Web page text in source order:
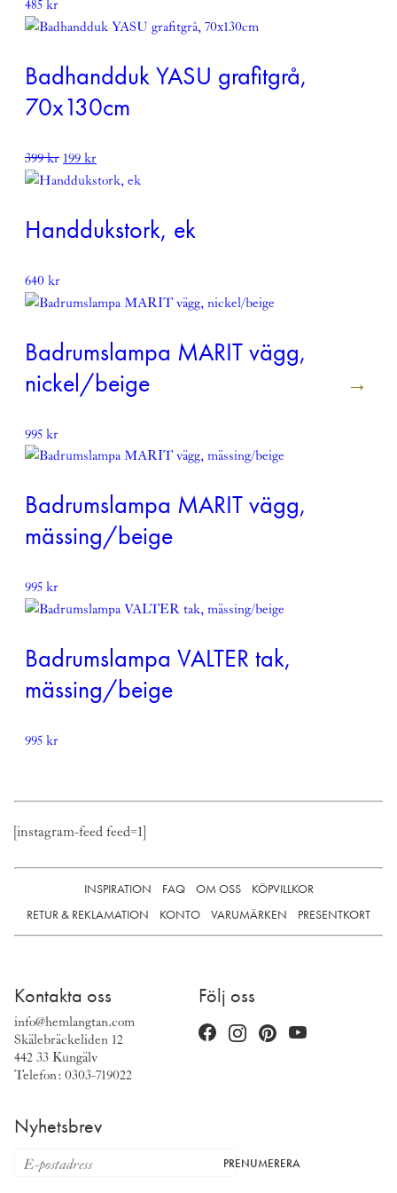
Badhandduk YASU grafitgrå,
70x130cm
399kr Det
ursprungliga
var:
399 kr.
199krDet
nuvarande
är:
199 kr.
Handdukstork, ek
640kr
Badrumslampa MARIT vägg,
nickel/beige
995kr
Badrumslampa MARIT vägg,
mässing/beige
995kr
Badrumslampa VALTER tak,
mässing/beige
995kr
[instagram-feed feed=1]
INSPIRATION FAQ OM OSS
KÖPVILLKOR
RETUR & REKLAMATION
KONTO VARUMÄRKEN PRESENTKORT
Kontakta oss
info@hemlangtan.com
Skälebräckeliden 12
442 33 Kungälv
Telefon: 0303-719022
Följ oss
Nyhetsbrev
PRENUMERERA